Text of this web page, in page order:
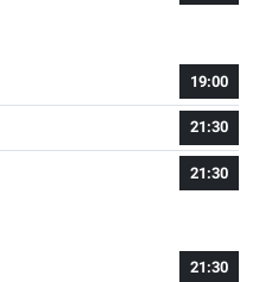
19:00
21:30
21:30
21:30